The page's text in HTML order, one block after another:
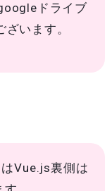
ドライブ
います。
Vue.js裏側は